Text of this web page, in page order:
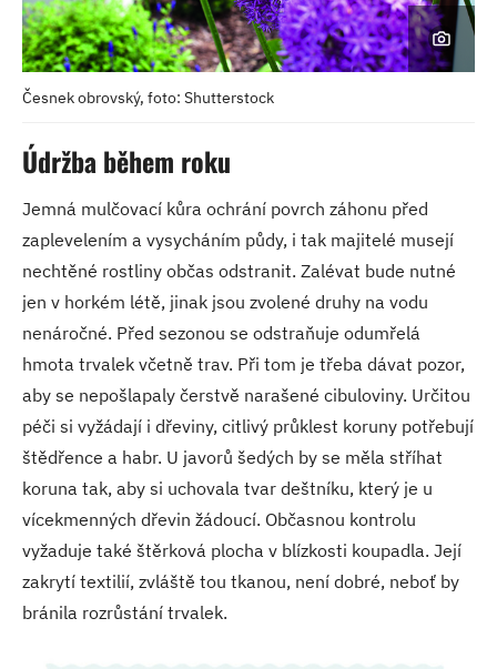
Česnek obrovský, foto: Shutterstock
Údržba během roku
Jemná mulčovací kůra ochrání povrch záhonu před
zaplevelením a vysycháním půdy, i tak majitelé musejí
nechtěné rostliny občas odstranit. Zalévat bude nutné
jen v horkém létě, jinak jsou zvolené druhy na vodu
nenáročné. Před sezonou se odstraňuje odumřelá
hmota trvalek včetně trav. Při tom je třeba dávat pozor,
aby se nepošlapaly čerstvě narašené cibuloviny. Určitou
péči si vyžádají i dřeviny, citlivý průklest koruny potřebují
štědřence a habr. U javorů šedých by se měla stříhat
koruna tak, aby si uchovala tvar deštníku, který je u
vícekmenných dřevin žádoucí. Občasnou kontrolu
vyžaduje také štěrková plocha v blízkosti koupadla. Její
zakrytí textilií, zvláště tou tkanou, není dobré, neboť by
bránila rozrůstání trvalek.